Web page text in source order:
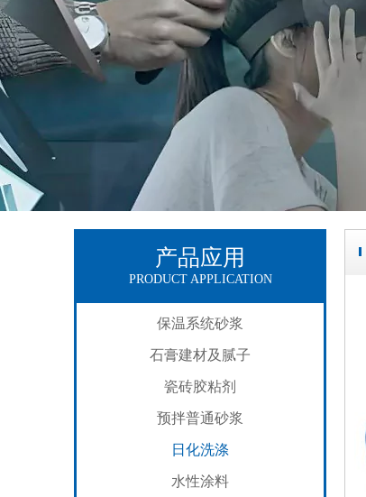
产品应用
PRODUCT APPLICATION
保温系统砂浆
石膏建材及腻子
瓷砖胶粘剂
预拌普通砂浆
日化洗涤
水性涂料